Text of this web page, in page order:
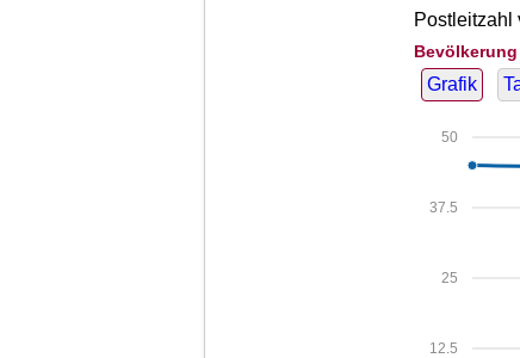
Postleitzahl
Grafik
12.5
25
37.5
50